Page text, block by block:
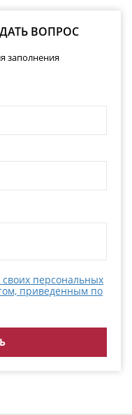
ВОПРОС
заполнения
своих персональных
приведенным по